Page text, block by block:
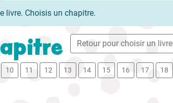
livre. Choisis un chapitre.
Retour pour choisir un livre
10 11 12 13 14 15 16 17 18